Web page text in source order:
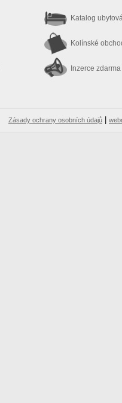
Katalog
Kolínské
Inzerce zdarma
Zásady ochrany osobních údajů